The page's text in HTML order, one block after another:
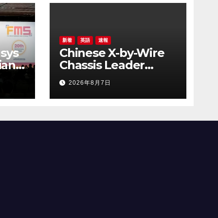
新着 英語 速報
Chinese X-by-Wire
Chassis Leader
NASN Intelligent
Tech Lists on Hong
Kong Stock
2026年8月7日